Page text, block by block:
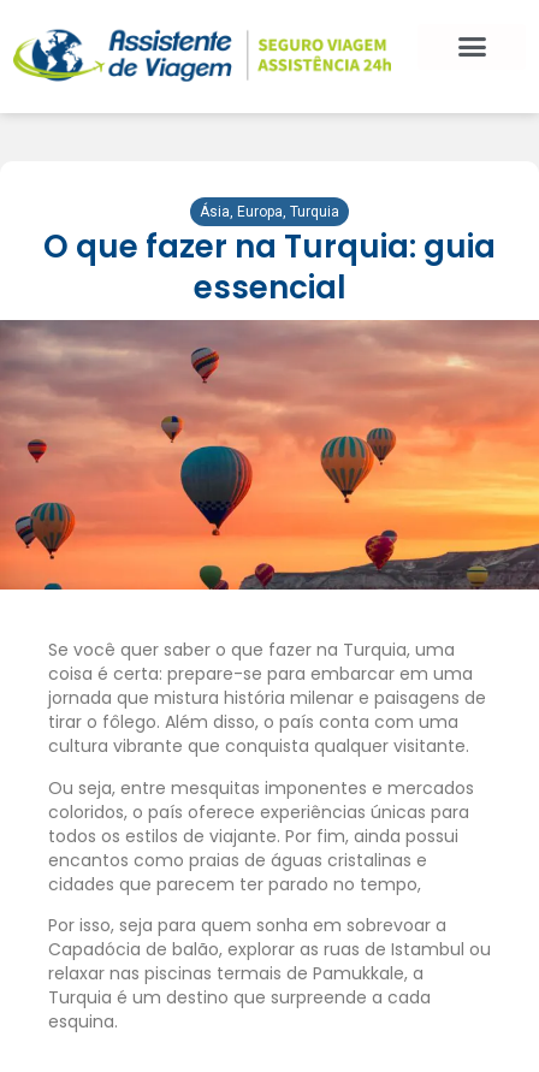
Ásia, Europa, Turquia
O que fazer na Turquia: guia
essencial
Se você quer saber o que fazer na Turquia, uma
coisa é certa: prepare-se para embarcar em uma
jornada que mistura história milenar e paisagens de
tirar o fôlego. Além disso, o país conta com uma
cultura vibrante que conquista qualquer visitante.
Ou seja, entre mesquitas imponentes e mercados
coloridos, o país oferece experiências únicas para
todos os estilos de viajante. Por fim, ainda possui
encantos como praias de águas cristalinas e
cidades que parecem ter parado no tempo,
Por isso, seja para quem sonha em sobrevoar a
Capadócia de balão, explorar as ruas de Istambul ou
relaxar nas piscinas termais de Pamukkale, a
Turquia é um destino que surpreende a cada
esquina.